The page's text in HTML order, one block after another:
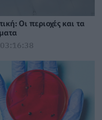
Οι περιοχές και τα